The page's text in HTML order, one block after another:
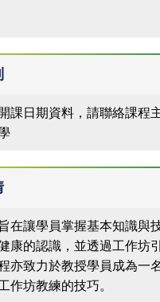
課日期資料，請聯絡課程
在讓學員掌握基本知識與
康的認識，並透過工作坊
亦致力於教授學員成為一
作坊教練的技巧。